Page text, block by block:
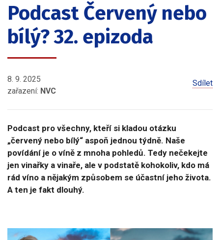
Podcast Červený nebo
bílý? 32. epizoda
8. 9. 2025
zařazení: NVC
Sdílet
Podcast pro všechny, kteří si kladou otázku
„červený nebo bílý“ aspoň jednou týdně. Naše
povídání je o víně z mnoha pohledů. Tedy nečekejte
jen vinařky a vinaře, ale v podstatě kohokoliv, kdo má
rád víno a nějakým způsobem se účastní jeho života.
A ten je fakt dlouhý.